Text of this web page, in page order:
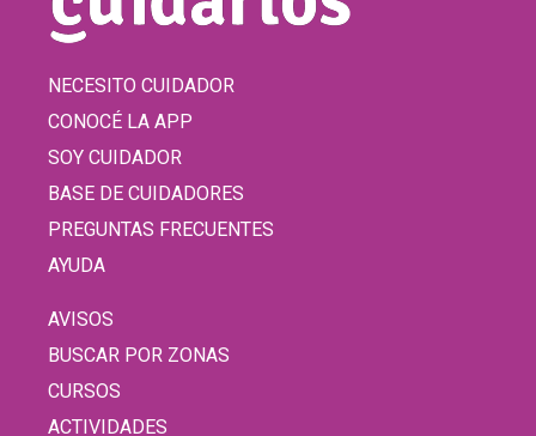
NECESITO CUIDADOR
CONOCÉ LA APP
SOY CUIDADOR
BASE DE CUIDADORES
PREGUNTAS FRECUENTES
AYUDA
AVISOS
BUSCAR POR ZONAS
CURSOS
ACTIVIDADES